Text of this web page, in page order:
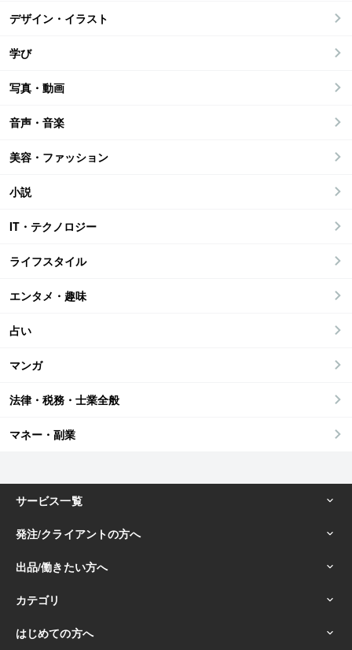
デザイン・イラスト
学び
写真・動画
音声・音楽
美容・ファッション
小説
IT・テクノロジー
ライフスタイル
エンタメ・趣味
占い
マンガ
法律・税務・士業全般
マネー・副業